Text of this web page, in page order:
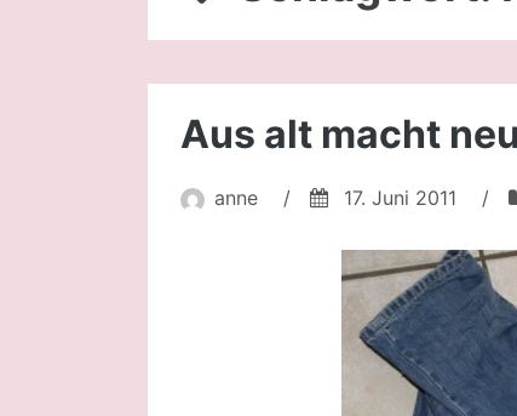
Aus alt macht neu
anne / 17. Juni 2011 /